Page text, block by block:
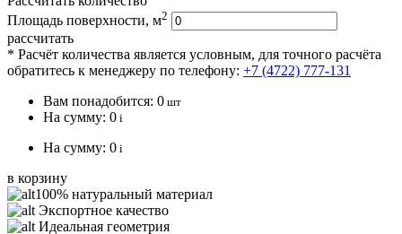
Площадь поверхности, м2
рассчитать
* Расчёт количества является условным, для точного расчёта
обратитесь к менеджеру по телефону: +7 (4722) 777-131
Вам понадобится: 0 шт
На сумму: 0 i
На сумму: 0 i
в корзину
100% натуральный материал
Экспортное качество
Идеальная геометрия